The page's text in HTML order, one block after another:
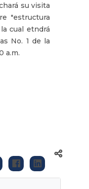
su visita
"estructura
cual etndrá
No. 1 de la
a.m.